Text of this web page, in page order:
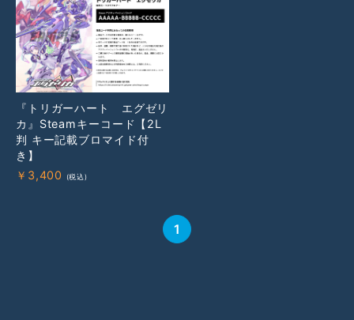
『トリガーハート エグゼリ
カ』Steamキーコード【2L
判 キー記載ブロマイド付
き】
￥ 3,400
1